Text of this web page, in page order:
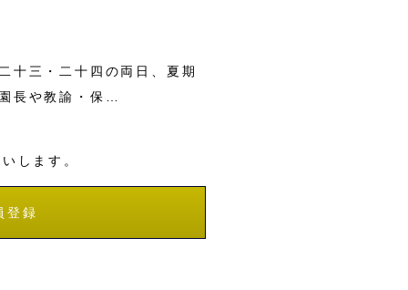
十三・二十四の両日、夏期
長や教諭・保…
します。
登録